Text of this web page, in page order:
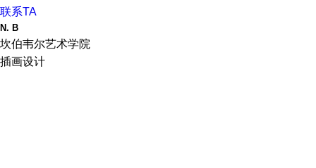
联系TA
N. B
坎伯韦尔艺术学院
插画设计